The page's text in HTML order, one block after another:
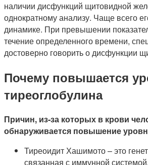
наличии дисфункций щитовидной
однократному анализу. Чаще всего
динамике. При превышении
течение определенного времени,
достоверно говорить о дисфункции
Почему повышается
тиреоглобулина
Причин, из-за которых в крови
обнаруживается повышение
Тиреоидит Хашимото – это
связанная с иммунной